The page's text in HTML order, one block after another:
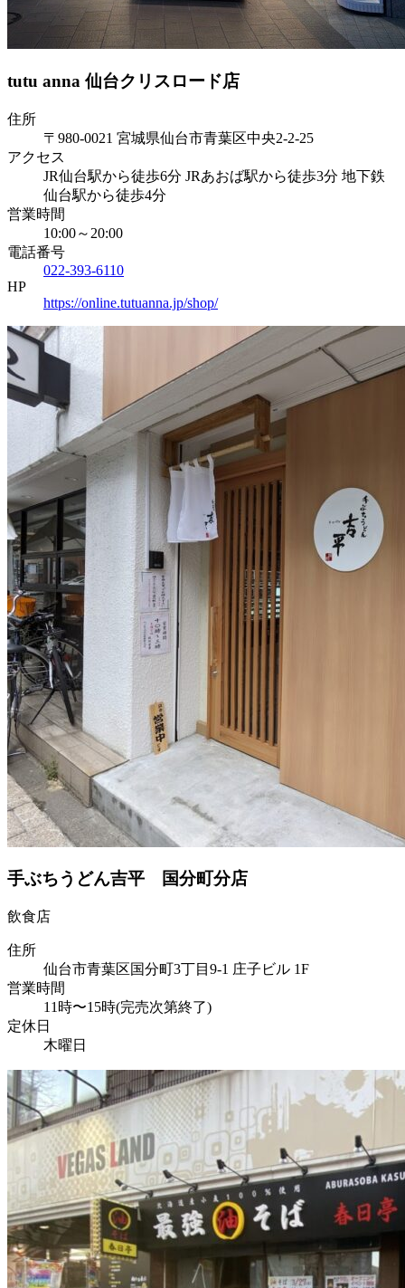
tutu anna 仙台クリスロード店
住所
〒980-0021 宮城県仙台市青葉区中央2-2-25
アクセス
JR仙台駅から徒歩6分 JRあおば駅から徒歩3分 地下鉄
仙台駅から徒歩4分
営業時間
10:00～20:00
電話番号
022-393-6110
HP
https://online.tutuanna.jp/shop/
手ぶちうどん吉平 国分町分店
飲食店
住所
仙台市青葉区国分町3丁目9-1 庄子ビル 1F
営業時間
11時〜15時(完売次第終了)
定休日
木曜日